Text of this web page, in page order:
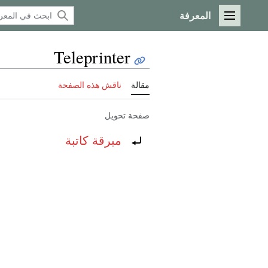
القائمة الرئيسية
المعرفة
Teleprinter
مقالة ناقش هذه الصفحة
صفحة تحويل
تحويل إلى:مبرقة كاتبة